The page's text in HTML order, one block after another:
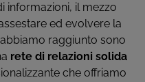
informazioni, il mezzo
ed evolvere la
raggiunto sono
rete di relazioni solida
che offriamo